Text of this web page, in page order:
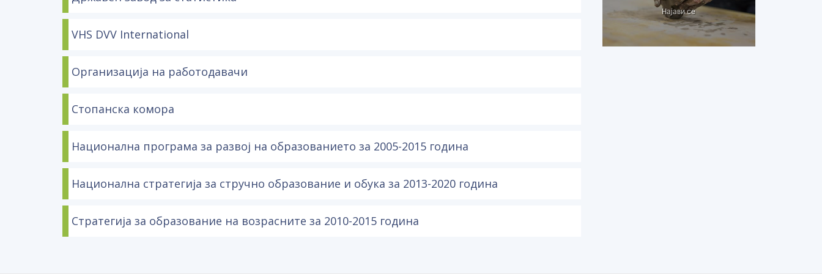
VHS DVV International
Организација на работодавачи
Стопанска комора
Национална програма за развој на образованието за 2005-2015 година
Национална стратегија за стручно образование и обука за 2013-2020 година
Стратегија за образование на возрасните за 2010-2015 година
Најави се